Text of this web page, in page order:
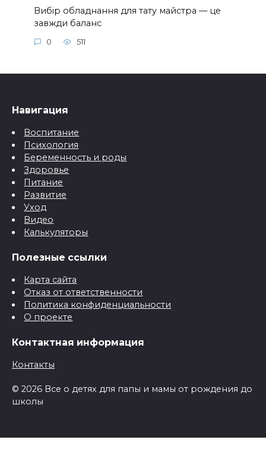
Вибір обладнання для тату майстра — це
завжди баланс
0 511
Навигация
Воспитание
Психология
Беременность и роды
Здоровье
Питание
Развитие
Уход
Видео
Калькуляторы
Полезные ссылки
Карта сайта
Отказ от ответственности
Политика конфиденциальности
О проекте
Контактная информация
Контакты
© 2026 Все о детях для папы и мамы от рождения до
школы